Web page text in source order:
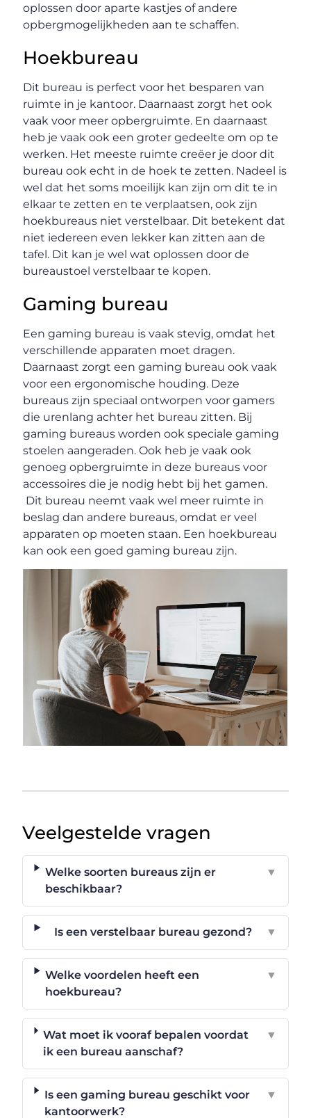
oplossen door aparte kastjes of andere
opbergmogelijkheden aan te schaffen.
Hoekbureau
Dit bureau is perfect voor het besparen van
ruimte in je kantoor. Daarnaast zorgt het ook
vaak voor meer opbergruimte. En daarnaast
heb je vaak ook een groter gedeelte om op te
werken. Het meeste ruimte creëer je door dit
bureau ook echt in de hoek te zetten. Nadeel is
wel dat het soms moeilijk kan zijn om dit te in
elkaar te zetten en te verplaatsen, ook zijn
hoekbureaus niet verstelbaar. Dit betekent dat
niet iedereen even lekker kan zitten aan de
tafel. Dit kan je wel wat oplossen door de
bureaustoel verstelbaar te kopen.
Gaming bureau
Een gaming bureau is vaak stevig, omdat het
verschillende apparaten moet dragen.
Daarnaast zorgt een gaming bureau ook vaak
voor een ergonomische houding. Deze
bureaus zijn speciaal ontworpen voor gamers
die urenlang achter het bureau zitten. Bij
gaming bureaus worden ook speciale gaming
stoelen aangeraden. Ook heb je vaak ook
genoeg opbergruimte in deze bureaus voor
accessoires die je nodig hebt bij het gamen.
Dit bureau neemt vaak wel meer ruimte in
beslag dan andere bureaus, omdat er veel
apparaten op moeten staan. Een hoekbureau
kan ook een goed gaming bureau zijn.
Veelgestelde vragen
Welke soorten bureaus zijn er
beschikbaar?
▼
Is een verstelbaar bureau gezond? ▼
Welke voordelen heeft een
hoekbureau?
▼
Wat moet ik vooraf bepalen voordat
ik een bureau aanschaf?
▼
Is een gaming bureau geschikt voor
kantoorwerk?
▼